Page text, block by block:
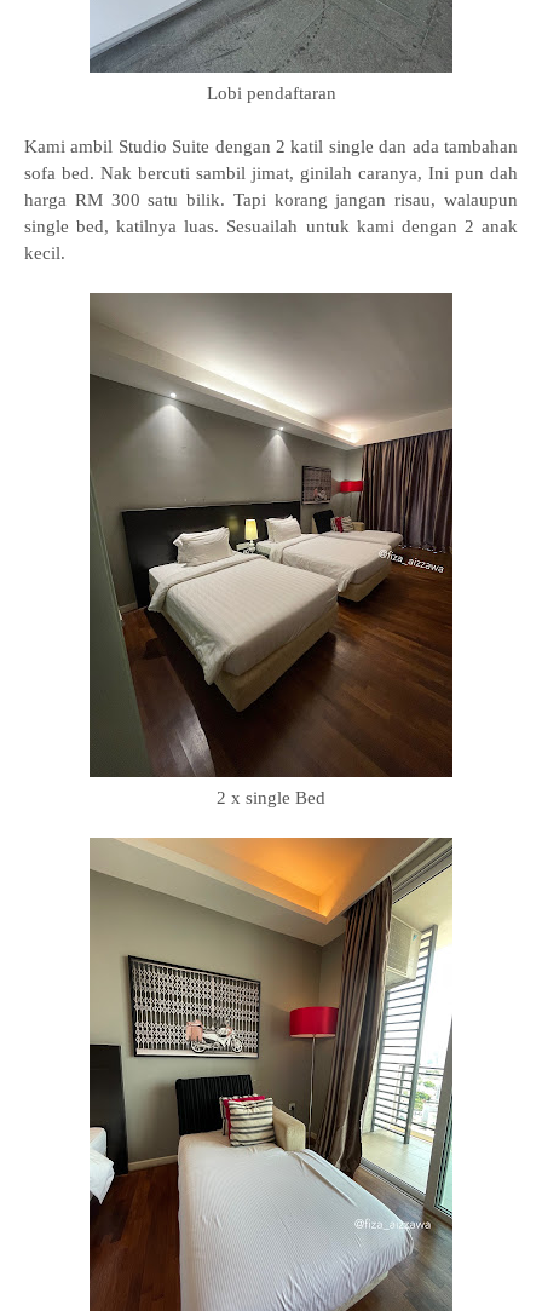
Lobi pendaftaran
Kami ambil Studio Suite dengan 2 katil single dan ada tambahan
sofa bed. Nak bercuti sambil jimat, ginilah caranya, Ini pun dah
harga RM 300 satu bilik. Tapi korang jangan risau, walaupun
single bed, katilnya luas. Sesuailah untuk kami dengan 2 anak
kecil.
2 x single Bed